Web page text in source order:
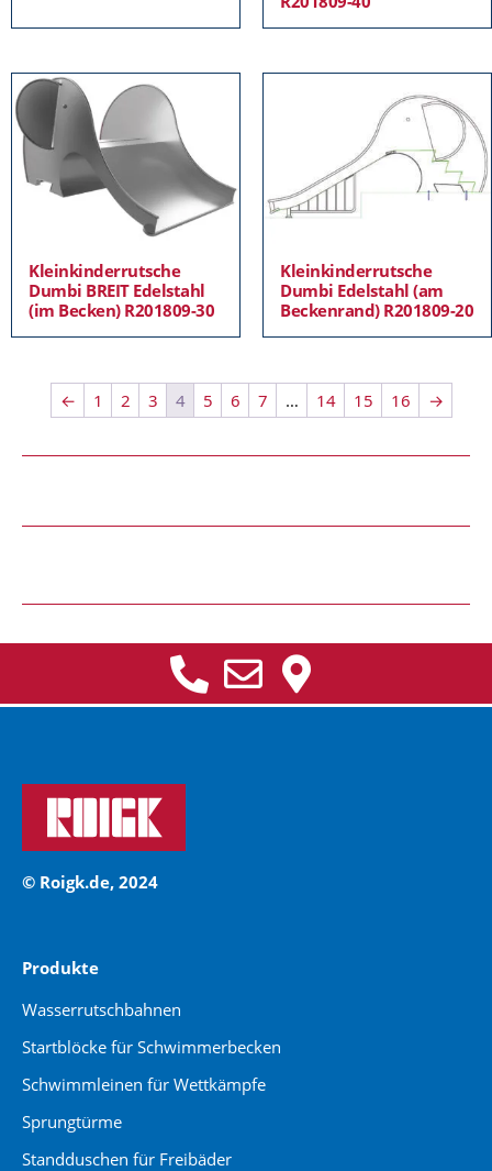
Kleinkinderrutsche
Dumbi BREIT Edelstahl
(im Becken) R201809-30
Kleinkinderrutsche
Dumbi Edelstahl (am
Beckenrand) R201809-20
← 1 2 3 4 5 6 7 … 14 15 16 →
© Roigk.de, 2024
Produkte
Wasserrutschbahnen
Startblöcke für Schwimmerbecken
Schwimmleinen für Wettkämpfe
Sprungtürme
Standduschen für Freibäder